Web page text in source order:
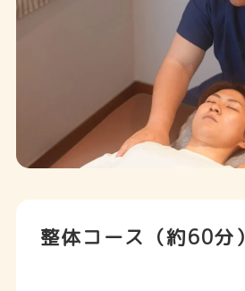
整体コース（約60分）